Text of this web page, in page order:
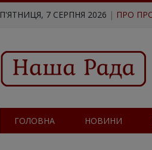
П'ЯТНИЦЯ, 7 СЕРПНЯ 2026 | ПРО
ГОЛОВНА НОВИНИ